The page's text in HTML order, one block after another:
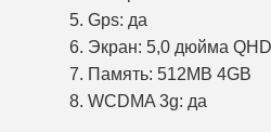
5. Gps: да
6. Экран: 5,0 дюйма
7. Память: 512MB 4GB
8. WCDMA 3g: да